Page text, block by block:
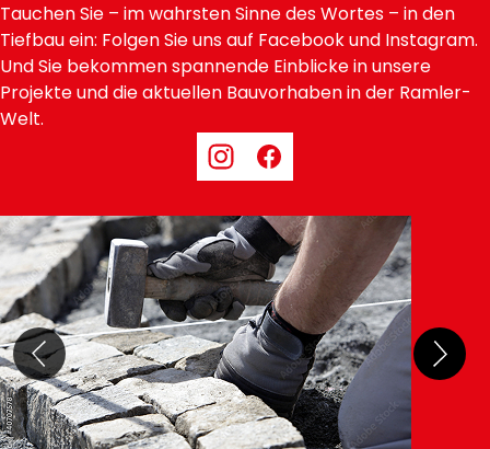
Tauchen Sie – im wahrsten Sinne des Wortes – in den
Tiefbau ein: Folgen Sie uns auf Facebook und Instagram.
Und Sie bekommen spannende Einblicke in unsere
Projekte und die aktuellen Bauvorhaben in der Ramler-
Welt.